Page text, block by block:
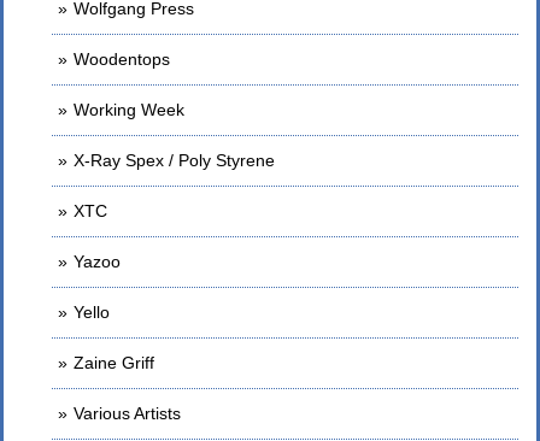
Wolfgang Press
Woodentops
Working Week
X-Ray Spex / Poly Styrene
XTC
Yazoo
Yello
Zaine Griff
Various Artists